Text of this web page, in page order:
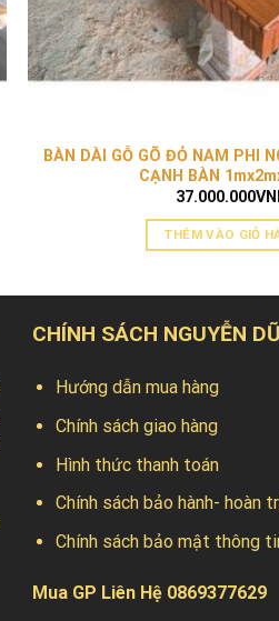
BÀN DÀI GỖ GÕ ĐỎ NAM PHI
CẠNH BÀN
37.000.000
THÊM VÀO GIỎ
CHÍNH SÁCH NGUYỄN
Hướng dẫn mua hàng
Chính sách giao hàng
Hình thức thanh toán
Chính sách bảo hành- hoàn
Chính sách bảo mật thông
Mua GP Liên Hệ 0869377629